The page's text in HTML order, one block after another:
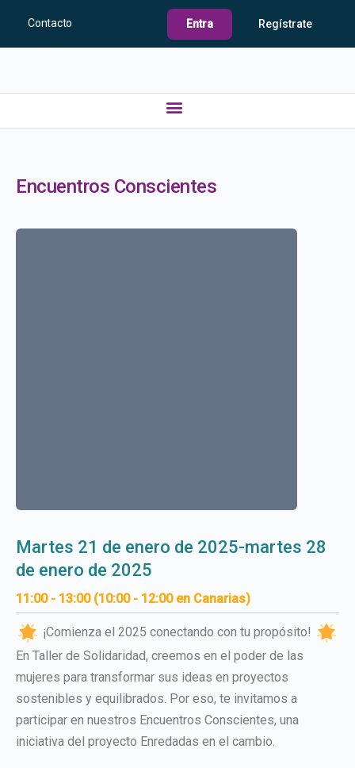
Contacto Entra Regístrate
Encuentros Conscientes
martes 21 de enero de 2025-martes 28
de enero de 2025
11:00 - 13:00 (10:00 - 12:00 en Canarias)
¡Comienza el 2025 conectando con tu propósito!
En Taller de Solidaridad, creemos en el poder de las
mujeres para transformar sus ideas en proyectos
sostenibles y equilibrados. Por eso, te invitamos a
participar en nuestros Encuentros Conscientes, una
iniciativa del proyecto Enredadas en el cambio.